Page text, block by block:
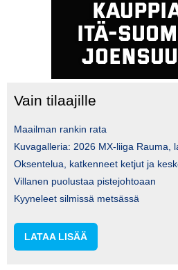
Vain tilaajille
Maailman rankin rata
Kuvagalleria: 2026 MX-liiga Rauma,
Oksentelua, katkenneet ketjut ja
Villanen puolustaa pistejohtoaan
Kyyneleet silmissä metsässä
LATAA LISÄÄ